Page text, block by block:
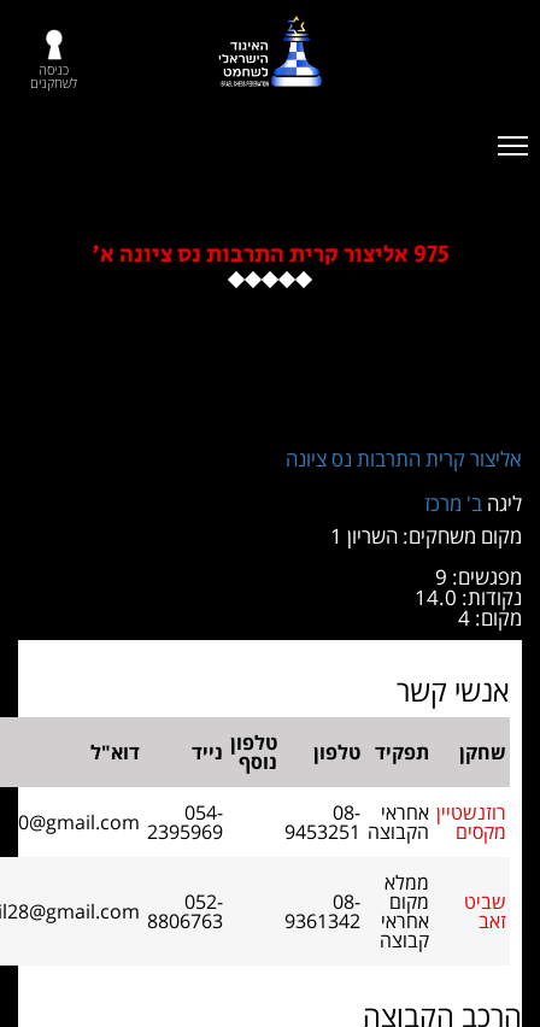
התרבות נס ציונה
השריון 1
קשר
תפקיד טלפון טלפון
נוסף נייד דוא"ל
אחראי
הקבוצה
08-
9453251
2395969
maxroz100@gmail.com
מקום
אחראי
08-
9361342
8806763
zeevmail28@gmail.com
הקבוצה